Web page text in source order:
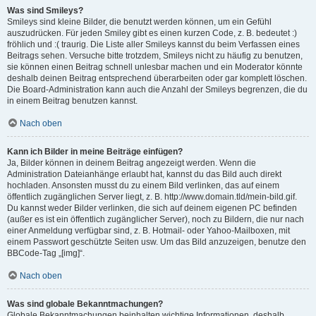
Was sind Smileys?
Smileys sind kleine Bilder, die benutzt werden können, um ein Gefühl
auszudrücken. Für jeden Smiley gibt es einen kurzen Code, z. B. bedeutet :)
fröhlich und :( traurig. Die Liste aller Smileys kannst du beim Verfassen eines
Beitrags sehen. Versuche bitte trotzdem, Smileys nicht zu häufig zu benutzen,
sie können einen Beitrag schnell unlesbar machen und ein Moderator könnte
deshalb deinen Beitrag entsprechend überarbeiten oder gar komplett löschen.
Die Board-Administration kann auch die Anzahl der Smileys begrenzen, die du
in einem Beitrag benutzen kannst.
Nach oben
Kann ich Bilder in meine Beiträge einfügen?
Ja, Bilder können in deinem Beitrag angezeigt werden. Wenn die
Administration Dateianhänge erlaubt hat, kannst du das Bild auch direkt
hochladen. Ansonsten musst du zu einem Bild verlinken, das auf einem
öffentlich zugänglichen Server liegt, z. B. http://www.domain.tld/mein-bild.gif.
Du kannst weder Bilder verlinken, die sich auf deinem eigenen PC befinden
(außer es ist ein öffentlich zugänglicher Server), noch zu Bildern, die nur nach
einer Anmeldung verfügbar sind, z. B. Hotmail- oder Yahoo-Mailboxen, mit
einem Passwort geschützte Seiten usw. Um das Bild anzuzeigen, benutze den
BBCode-Tag „[img]“.
Nach oben
Was sind globale Bekanntmachungen?